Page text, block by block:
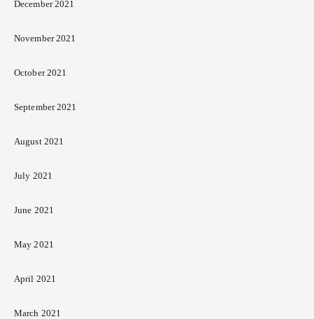
December 2021
November 2021
October 2021
September 2021
August 2021
July 2021
June 2021
May 2021
April 2021
March 2021